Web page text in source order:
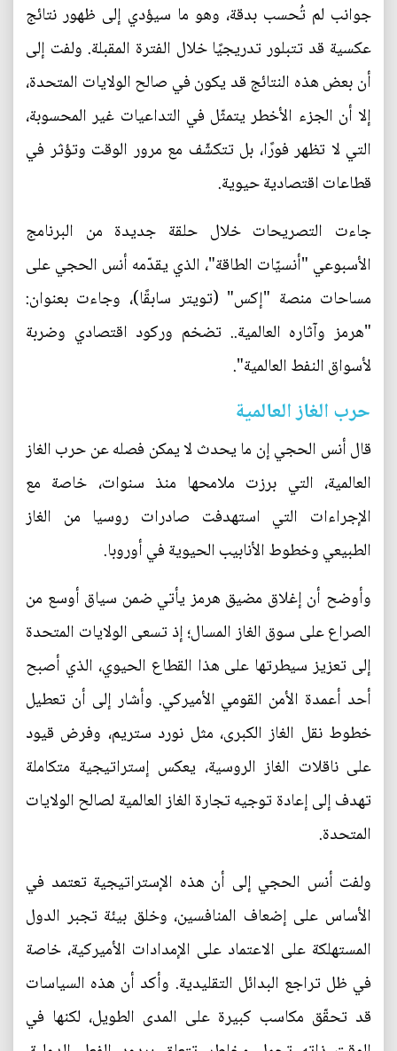
جوانب لم تُحسب بدقة، وهو ما سيؤدي إلى ظهور نتائج
عكسية قد تتبلور تدريجيًا خلال الفترة المقبلة. ولفت إلى
أن بعض هذه النتائج قد يكون في صالح الولايات المتحدة،
إلا أن الجزء الأخطر يتمثّل في التداعيات غير المحسوبة،
التي لا تظهر فورًا، بل تتكشّف مع مرور الوقت وتؤثر في
قطاعات اقتصادية حيوية.
جاءت التصريحات خلال حلقة جديدة من البرنامج
الأسبوعي "أنسيّات الطاقة"، الذي يقدّمه أنس الحجي على
مساحات منصة "إكس" (تويتر سابقًا)، وجاءت بعنوان:
"هرمز وآثاره العالمية.. تضخم وركود اقتصادي وضربة
لأسواق النفط العالمية".
حرب الغاز العالمية
قال أنس الحجي إن ما يحدث لا يمكن فصله عن حرب الغاز
العالمية، التي برزت ملامحها منذ سنوات، خاصة مع
الإجراءات التي استهدفت صادرات روسيا من الغاز
الطبيعي وخطوط الأنابيب الحيوية في أوروبا.
وأوضح أن إغلاق مضيق هرمز يأتي ضمن سياق أوسع من
الصراع على سوق الغاز المسال؛ إذ تسعى الولايات المتحدة
إلى تعزيز سيطرتها على هذا القطاع الحيوي، الذي أصبح
أحد أعمدة الأمن القومي الأميركي. وأشار إلى أن تعطيل
خطوط نقل الغاز الكبرى، مثل نورد ستريم، وفرض قيود
على ناقلات الغاز الروسية، يعكس إستراتيجية متكاملة
تهدف إلى إعادة توجيه تجارة الغاز العالمية لصالح الولايات
المتحدة.
ولفت أنس الحجي إلى أن هذه الإستراتيجية تعتمد في
الأساس على إضعاف المنافسين، وخلق بيئة تجبر الدول
المستهلكة على الاعتماد على الإمدادات الأميركية، خاصة
في ظل تراجع البدائل التقليدية. وأكد أن هذه السياسات
قد تحقّق مكاسب كبيرة على المدى الطويل، لكنها في